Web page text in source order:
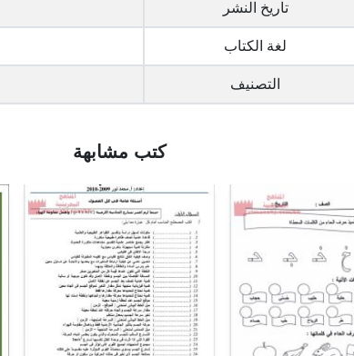
تاريخ النشر
لغة الكتاب
التصنيف
كتب مشابهة